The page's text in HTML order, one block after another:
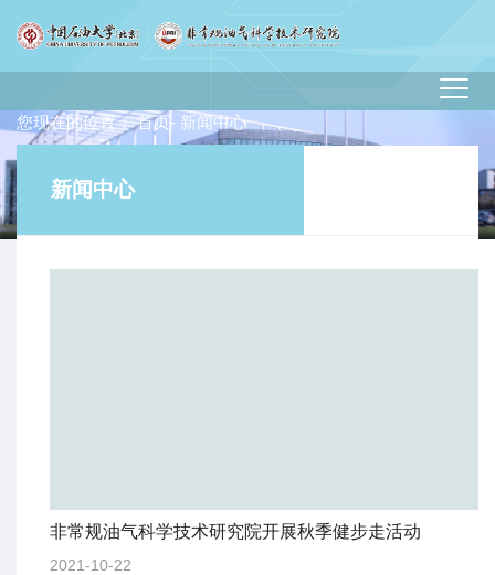
您现在的位置：首页- 新闻中心
新闻中心
非常规油气科学技术研究院开展秋季健步走活动
2021-10-22